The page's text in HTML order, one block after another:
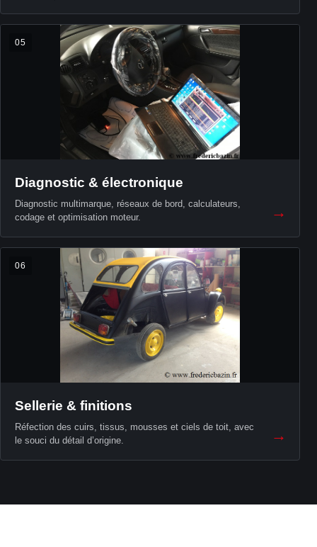
05
Diagnostic & électronique
Diagnostic multimarque, réseaux de bord, calculateurs,
codage et optimisation moteur.
→
06
Sellerie & finitions
Réfection des cuirs, tissus, mousses et ciels de toit, avec
le souci du détail d’origine.
→